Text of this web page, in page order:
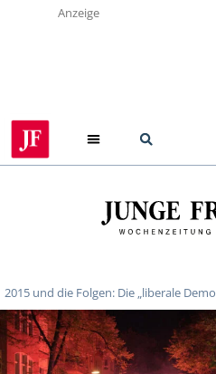
Anzeige
2015 und die Folgen: Die „liberale